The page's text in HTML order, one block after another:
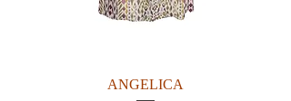
ANGELICA